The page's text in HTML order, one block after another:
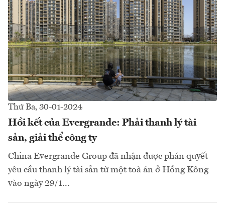
Thứ Ba, 30-01-2024
Hồi kết của Evergrande: Phải thanh lý tài
sản, giải thể công ty
China Evergrande Group đã nhận được phán quyết
yêu cầu thanh lý tài sản từ một toà án ở Hồng Kông
vào ngày 29/1...